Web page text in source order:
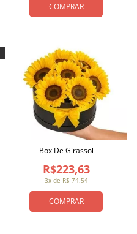
COMPRAR
COMPRAR
3x de R$ 74,54
R$223,63
Box De Girassol